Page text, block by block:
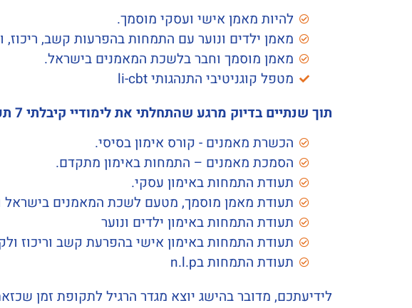
להיות מאמן אישי ועסקי מוסמך.
מאמן ילדים ונוער עם התמחות בהפרעות קשב, ריכוז,
מאמן מוסמך וחבר בלשכת המאמנים בישראל.
מטפל קוגניטיבי התנהגותי li-cbt
תוך שנתיים בדיוק מרגע שהתחלתי את לימודיי קיבלתי 7 תעודות:
הכשרת מאמנים - קורס אימון בסיסי.
הסמכת מאמנים – התמחות באימון מתקדם.
תעודת התמחות באימון עסקי.
תעודת מאמן מוסמך, מטעם לשכת המאמנים בישראל
תעודת התמחות באימון ילדים ונוער
תעודת התמחות באימון אישי בהפרעת קשב וריכוז
תעודת התמחות בn.l.p
לידיעתכם, מדובר בהישג יוצא מגדר הרגיל לתקופת זמן